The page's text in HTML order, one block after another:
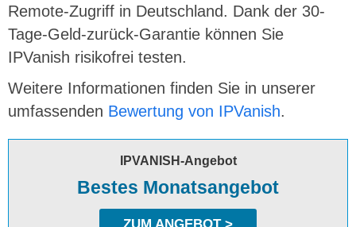
Remote-Zugriff in Deutschland. Dank der 30-
Tage-Geld-zurück-Garantie können Sie
IPVanish risikofrei testen.
Weitere Informationen finden Sie in unserer
umfassenden Bewertung von IPVanish.
IPVANISH-Angebot
Bestes Monatsangebot